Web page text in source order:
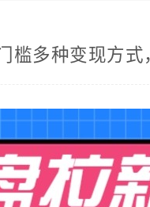
槛多种变现方